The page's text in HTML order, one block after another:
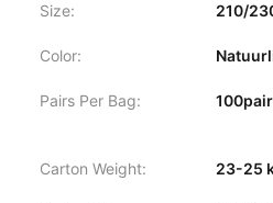
Size: 210/
Color:
Pairs Per Bag:
Carton Weight: 23-25